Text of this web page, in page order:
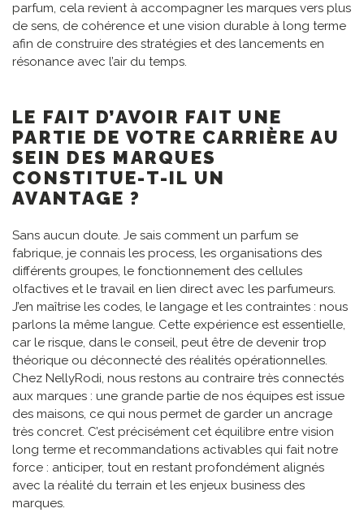
parfum, cela revient à accompagner les marques vers plus
de sens, de cohérence et une vision durable à long terme
afin de construire des stratégies et des lancements en
résonance avec l’air du temps.
LE FAIT D’AVOIR FAIT UNE
PARTIE DE VOTRE CARRIÈRE AU
SEIN DES MARQUES
CONSTITUE-T-IL UN
AVANTAGE ?
Sans aucun doute. Je sais comment un parfum se
fabrique, je connais les process, les organisations des
différents groupes, le fonctionnement des cellules
olfactives et le travail en lien direct avec les parfumeurs.
J’en maîtrise les codes, le langage et les contraintes : nous
parlons la même langue. Cette expérience est essentielle,
car le risque, dans le conseil, peut être de devenir trop
théorique ou déconnecté des réalités opérationnelles.
Chez NellyRodi, nous restons au contraire très connectés
aux marques : une grande partie de nos équipes est issue
des maisons, ce qui nous permet de garder un ancrage
très concret. C’est précisément cet équilibre entre vision
long terme et recommandations activables qui fait notre
force : anticiper, tout en restant profondément alignés
avec la réalité du terrain et les enjeux business des
marques.